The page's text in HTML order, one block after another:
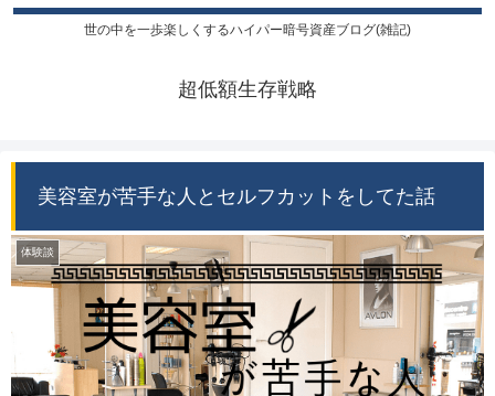
世の中を一歩楽しくするハイパー暗号資産ブログ(雑記)
超低額生存戦略
美容室が苦手な人とセルフカットをしてた話
体験談